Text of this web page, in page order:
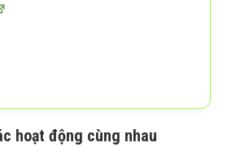
hoạt động cùng nhau